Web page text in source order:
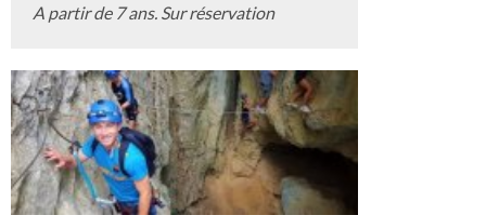
A partir de 7 ans. Sur réservation